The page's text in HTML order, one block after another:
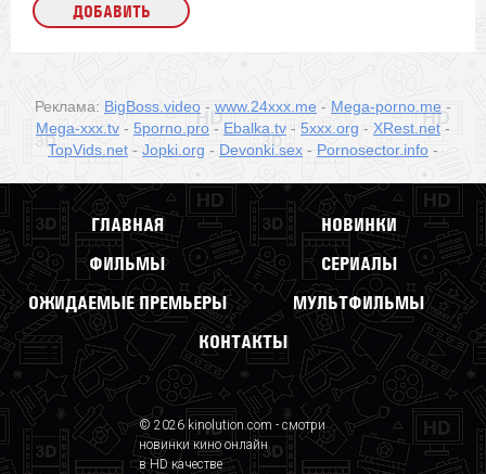
Реклама: BigBoss.video - www.24xxx.me - Mega-porno.me -
Mega-xxx.tv - 5porno.pro- Ebalka.tv - 5xxx.org - XRest.net-
TopVids.net - Jopki.org - Devonki.sex - Pornosector.info -
ГЛАВНАЯ
НОВИНКИ
ФИЛЬМЫ
СЕРИАЛЫ
ОЖИДАЕМЫЕ ПРЕМЬЕРЫ
МУЛЬТФИЛЬМЫ
КОНТАКТЫ
© 2026 kinolution.com - смотри
новинки кино онлайн
в HD качестве